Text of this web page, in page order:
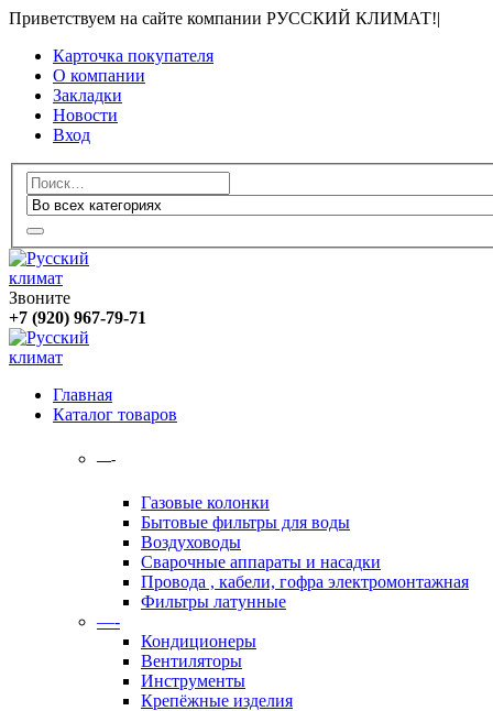
Приветствуем на сайте компании РУССКИЙ КЛИМАТ!|
Карточка покупателя
О компании
Закладки
Новости
Вход
Звоните
+7 (920) 967-79-71
Главная
Каталог товаров
—-
Газовые колонки
Бытовые фильтры для воды
Воздуховоды
Сварочные аппараты и насадки
Провода , кабели, гофра электромонтажная
Фильтры латунные
—-
Кондиционеры
Вентиляторы
Инструменты
Крепёжные изделия